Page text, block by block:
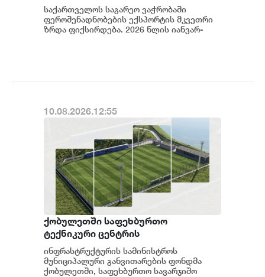
ით არის გაზრდილი
საქართველოს საგარეო ვაჭრობაში
ფეროშენადნობების ექსპორტის მკვეთრი
ზრდა ფიქსირდება. 2026 წლის იანვარ-
10.08.2026.12:55
ქობულეთში საფეხბურთო
ტექნიკური ცენტრის
მშენებლობისთვის ტენდერი
გამოცხადდა
ინფრასტრუქტურის სამინისტროს
მუნიციპალური განვითარების ფონდმა
ქობულეთში, საფეხბურთო სავარჯიშო